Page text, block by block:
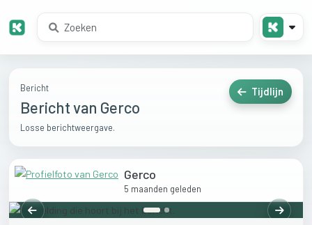
Bericht
Bericht van Gerco
Losse berichtweergave.
Tijdlijn
Gerco
5 maanden geleden
Vorige